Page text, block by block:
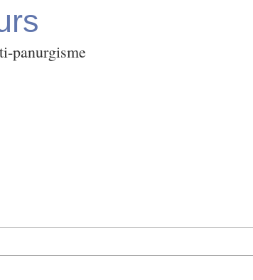
panurgisme